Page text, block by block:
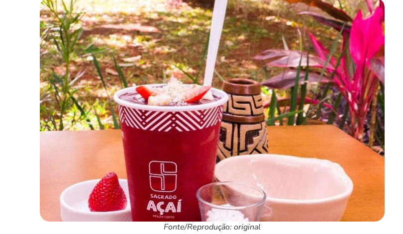
Fonte/Reprodução: original